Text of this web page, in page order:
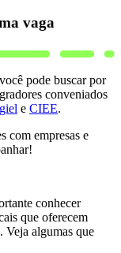
vaga
pode buscar por
conveniados
e CIEE.
com empresas e
conhecer
que oferecem
Veja algumas que